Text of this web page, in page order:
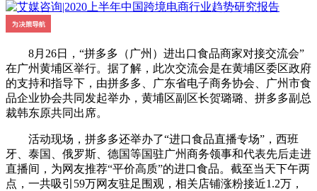
8月26日，“拼多多（广州）进出口食品商家对接交流会”
在广州黄埔区举行。据了解，此次交流会是在黄埔区委区政府
的支持和指导下，由拼多多、广东省电子商务协会、广州市食
品企业协会共同发起举办，黄埔区副区长贺璐璐、拼多多副总
裁韩东原共同出席。
活动现场，拼多多还举办了“进口食品直播专场”，西班
牙、泰国、俄罗斯、德国等国驻广州商务领事和代表先后走进
直播间，为网友推荐“平价高质”的进口食品。截至当天下午两
点，一共吸引59万网友驻足围观，相关店铺涨粉接近1.2万，